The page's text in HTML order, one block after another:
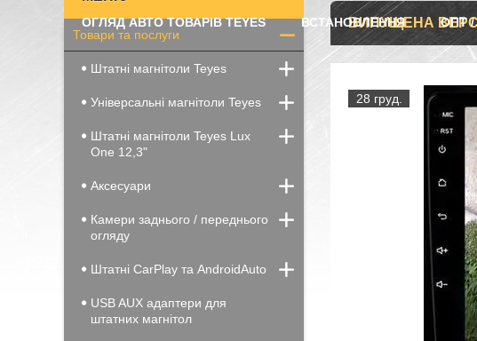
ОГЛЯД АВТО ТОВАРІВ TEYES ВСТАНОВЛЕННЯ ОПТ
ВИПУЩЕНА
28 груд.
Товари та послуги
Штатні магнітоли Teyes
Універсальні магнітоли Teyes
Штатні магнітоли Teyes Lux
One 12,3"
Аксесуари
Камери заднього / переднього
огляду
Штатні CarPlay та AndroidAuto
USB AUX адаптери для
штатних магнітол